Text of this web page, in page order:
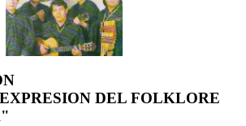
DEL FOLKLORE